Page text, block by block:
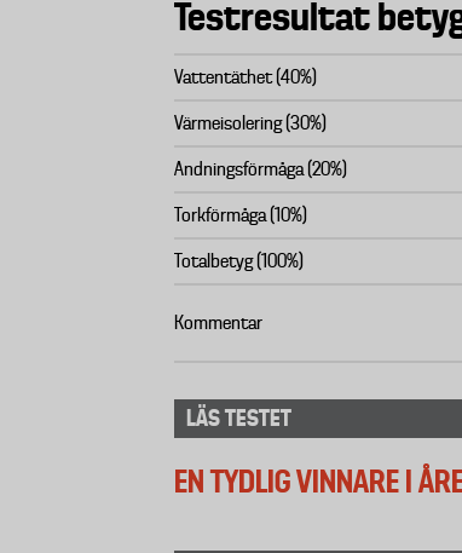
Testresultat betyg
Vattentäthet (40%)
Värmeisolering (30%)
Andningsförmåga (20%)
Torkförmåga (10%)
Totalbetyg (100%)
Kommentar
LÄS TESTET
EN TYDLIG VINNARE I